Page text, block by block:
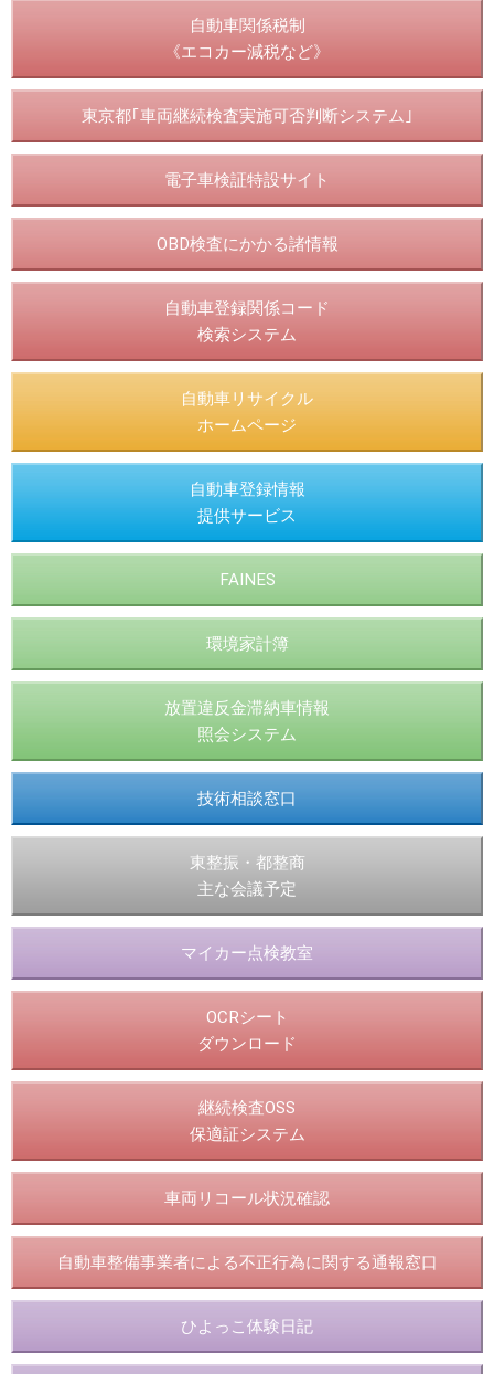
自動車関係税制
《エコカー減税など》
東京都｢車両継続検査実施可否判断システム｣
電子車検証特設サイト
OBD検査にかかる諸情報
自動車登録関係コード
検索システム
自動車リサイクル
ホームページ
自動車登録情報
提供サービス
FAINES
環境家計簿
放置違反金滞納車情報
照会システム
技術相談窓口
東整振・都整商
主な会議予定
マイカー点検教室
OCRシート
ダウンロード
継続検査OSS
保適証システム
車両リコール状況確認
自動車整備事業者による不正行為に関する通報窓口
ひよっこ体験日記